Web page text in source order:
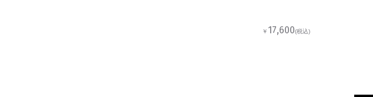
￥ 17,600(税込)